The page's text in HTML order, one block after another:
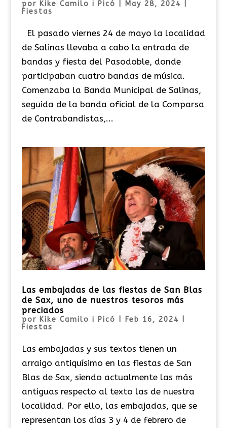
por Kike Camilo i Picó May 28, 2024
Fiestas
El pasado viernes 24 de mayo la localidad
de Salinas llevaba a cabo la entrada de
bandas y fiesta del Pasodoble, donde
participaban cuatro bandas de música.
Comenzaba la Banda Municipal de Salinas,
seguida de la banda oficial de la Comparsa
de Contrabandistas,...
Las embajadas de las fiestas de San Blas
de Sax, uno de nuestros tesoros más
preciados
por Kike Camilo i Picó Feb 16, 2024
Fiestas
Las embajadas y sus textos tienen un
arraigo antiquísimo en las fiestas de San
Blas de Sax, siendo actualmente las más
antiguas respecto al texto las de nuestra
localidad. Por ello, las embajadas, que se
representan los días 3 y 4 de febrero de